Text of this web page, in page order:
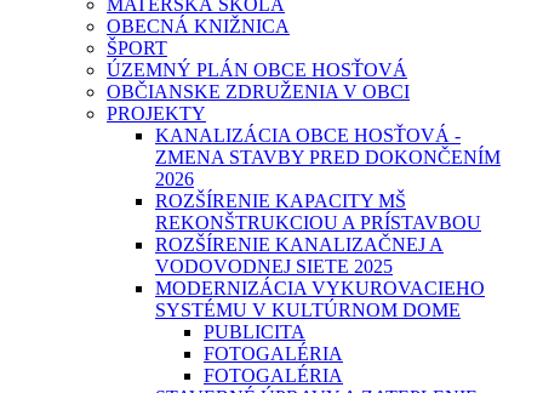
MATERSKÁ ŠKOLA
OBECNÁ KNIŽNICA
ŠPORT
ÚZEMNÝ PLÁN OBCE HOSŤOVÁ
OBČIANSKE ZDRUŽENIA V OBCI
PROJEKTY
KANALIZÁCIA OBCE HOSŤOVÁ -
ZMENA STAVBY PRED DOKONČENÍM
2026
ROZŠÍRENIE KAPACITY MŠ
REKONŠTRUKCIOU A PRÍSTAVBOU
ROZŠÍRENIE KANALIZAČNEJ A
VODOVODNEJ SIETE 2025
MODERNIZÁCIA VYKUROVACIEHO
SYSTÉMU V KULTÚRNOM DOME
PUBLICITA
FOTOGALÉRIA
FOTOGALÉRIA